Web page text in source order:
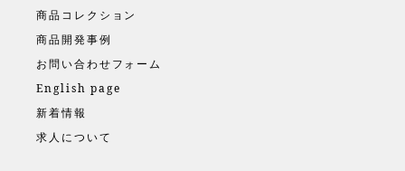
商品コレクション
商品開発事例
お問い合わせフォーム
English page
新着情報
求人について